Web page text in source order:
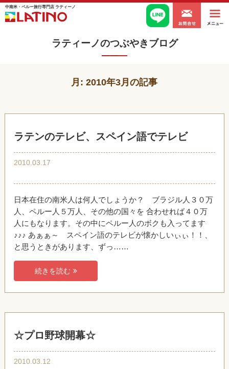
中南米・ペルー旅行専門店 ラティーノ
ラティーノのつぶやきブログ
月:2010年3月の記事
ラテンのテレビ、スペイン語でテレビ
2010.03.17
日本在住の南米人は何人でしょうか？ ブラジル人３０万
人、ペルー人５万人、その他の国々を 合わせれば４０万
人にもなります。その中にペルー人のボクも入ってます
♪♪♪ あぁぁ～ スペイン語のテレビが懐かしいぃぃ！！、
と思うときがあります、ずっ……
続きを読む
☆プロ野球開幕☆
2010.03.12